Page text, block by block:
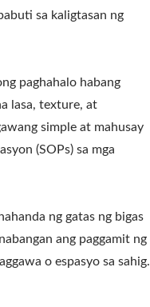
sa kaligtasan ng
paghahalo habang
lasa, texture, at
simple at mahusay
(SOPs) sa mga
ng gatas ng bigas
ang paggamit ng
o espasyo sa sahig.